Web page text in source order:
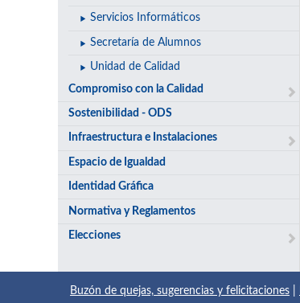
Servicios Informáticos
Secretaría de Alumnos
Unidad de Calidad
Compromiso con la Calidad
Sostenibilidad - ODS
Infraestructura e Instalaciones
Espacio de Igualdad
Identidad Gráfica
Normativa y Reglamentos
Elecciones
Buzón de quejas, sugerencias y felicitaciones